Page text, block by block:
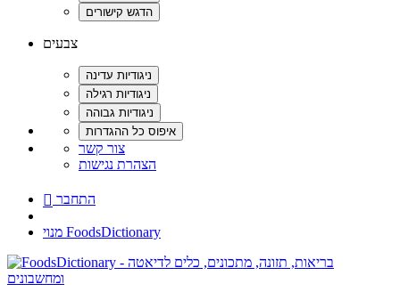
צבעים
צור קשר
הצהרת נגישות
 התחבר
מנוי FoodsDictionary